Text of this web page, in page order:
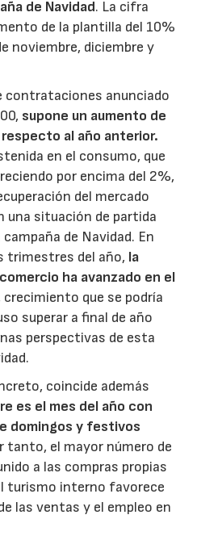
de Navidad. La cifra
de la plantilla del 10%
noviembre, diciembre y
contrataciones anunciado
supone un aumento de
al año anterior.
en el consumo, que
por encima del 2%,
del mercado
una situación de partida
de Navidad. En
trimestres del año, la
ha avanzado en el
crecimiento que se podría
superar a final de año
perspectivas de esta
coincide además
es el mes del año con
domingos y festivos
tanto, el mayor número de
a las compras propias
turismo interno favorece
las ventas y el empleo en